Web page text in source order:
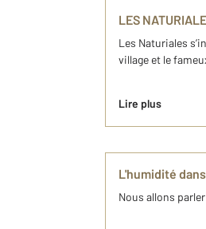
LES
Les Naturiales
village et le
Lire plus
L'humidité
Nous allons